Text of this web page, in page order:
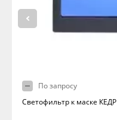
По запросу
Светофильтр к маске